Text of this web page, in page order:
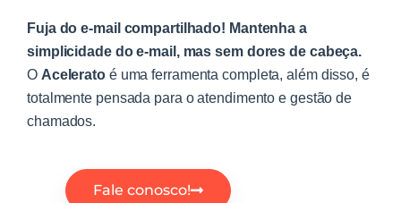
Fuja do e-mail compartilhado! Mantenha a
simplicidade do e-mail, mas sem dores de cabeça.
O Aceleratoé uma ferramenta completa, além disso, é
totalmente pensada para o atendimento e gestão de
chamados.
Fale conosco!